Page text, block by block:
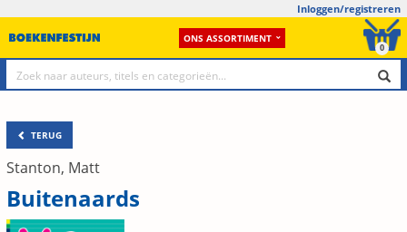
Inloggen/registreren
ONS ASSORTIMENT
0
TERUG
Stanton, Matt
Buitenaards